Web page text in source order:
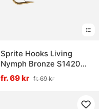
Sprite Hooks Living
Nymph Bronze S1420
25-pack
fr. 69 kr fr. 69 kr